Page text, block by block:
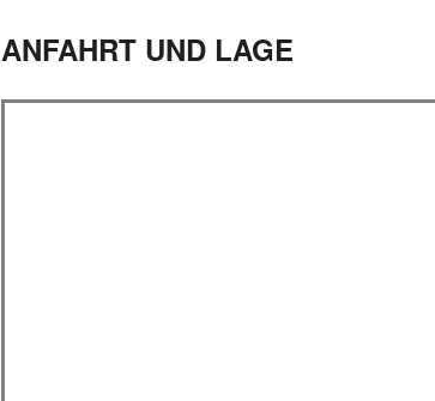
ANFAHRT UND LAGE